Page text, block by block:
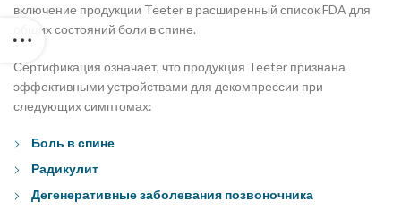
включение продукции Teeter в расширенный список FDA для
общих состояний боли в спине.
Сертификация означает, что продукция Teeter признана
эффективными устройствами для декомпрессии при
следующих симптомах:
Боль в спине
Радикулит
Дегенеративные заболевания позвоночника